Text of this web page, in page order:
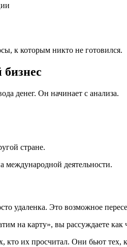
к которым никто не готовился.
денег. Он начинает с анализа.
стране.
международной деятельности.
удаленка. Это возможное
на карту», вы рассуждаете
их просчитал. Они бьют тех,